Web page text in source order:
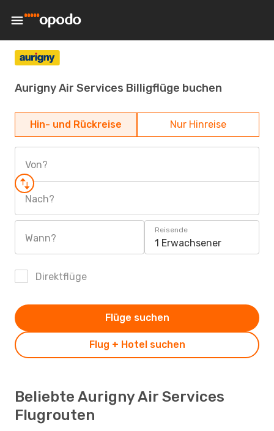
Aurigny Air Services Billigflüge buchen
Hin- und Rückreise Nur Hinreise
Von?
Nach?
Wann?
Reisende
1 Erwachsener
Direktflüge
Flug + Hotel suchen
Flüge suchen
Beliebte Aurigny Air Services
Flugrouten